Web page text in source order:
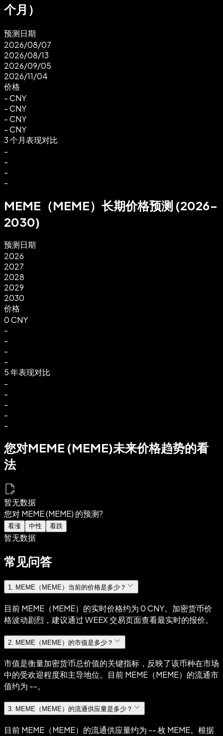
个月）
预测日期
2026/08/07
2026/08/13
2026/09/05
2026/11/04
价格
-CNY
-CNY
-CNY
-CNY
3 个月表现对比
-
-
-
-
MEME（MEME）长期价格预测 (2026-
2030)
预测日期
2026
2027
2028
2029
2030
价格
0 CNY
-
-
-
-
5 年表现对比
-
-
-
-
-
您对MEME (MEME)未来价格趋势的看
法
暂无数据
您对 MEME (MEME) 的预测?
看涨 中性 看跌
暂无数据
常见问答
1. MEME（MEME）当前的价格是多少？
目前 MEME（MEME）的实时价格约为 0 CNY。加密货币价
格波动剧烈，建议通过 WEEX 交易页面查看最实时的报价。
2 MEME（MEME）的市值是多少？
市值是衡量加密货币总价值的关键指标，反映了该币种在市场
中的受欢迎程度和主导地位。目前 MEME（MEME）的流通市
值约为 --。
3. MEME（MEME）的流通供应量是多少？
目前 MEME（MEME）的流通供应量约为 -- 枚 MEME。根据